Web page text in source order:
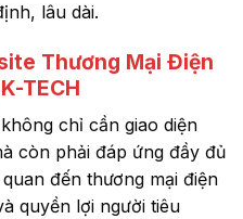
lâu dài.
Thương Mại Điện
TECH
chỉ cần giao diện
còn phải đáp ứng đầy đủ
đến thương mại điện
quyền lợi người tiêu